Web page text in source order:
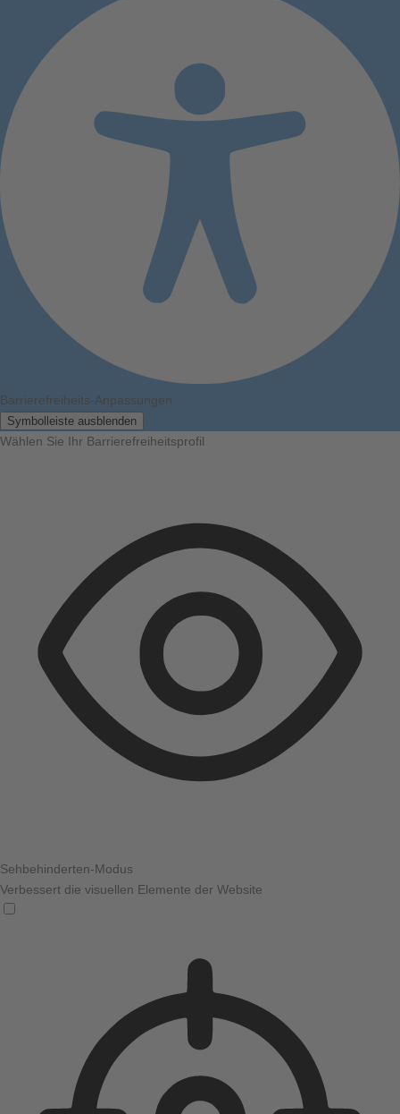
Barrierefreiheits-Anpassungen
Symbolleiste ausblenden
Wählen Sie Ihr Barrierefreiheitsprofil
Sehbehinderten-Modus
Verbessert die visuellen Elemente der Website